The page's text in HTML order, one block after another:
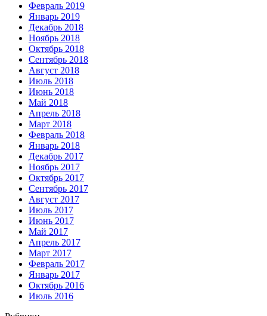
Февраль 2019
Январь 2019
Декабрь 2018
Ноябрь 2018
Октябрь 2018
Сентябрь 2018
Август 2018
Июль 2018
Июнь 2018
Май 2018
Апрель 2018
Март 2018
Февраль 2018
Январь 2018
Декабрь 2017
Ноябрь 2017
Октябрь 2017
Сентябрь 2017
Август 2017
Июль 2017
Июнь 2017
Май 2017
Апрель 2017
Март 2017
Февраль 2017
Январь 2017
Октябрь 2016
Июль 2016